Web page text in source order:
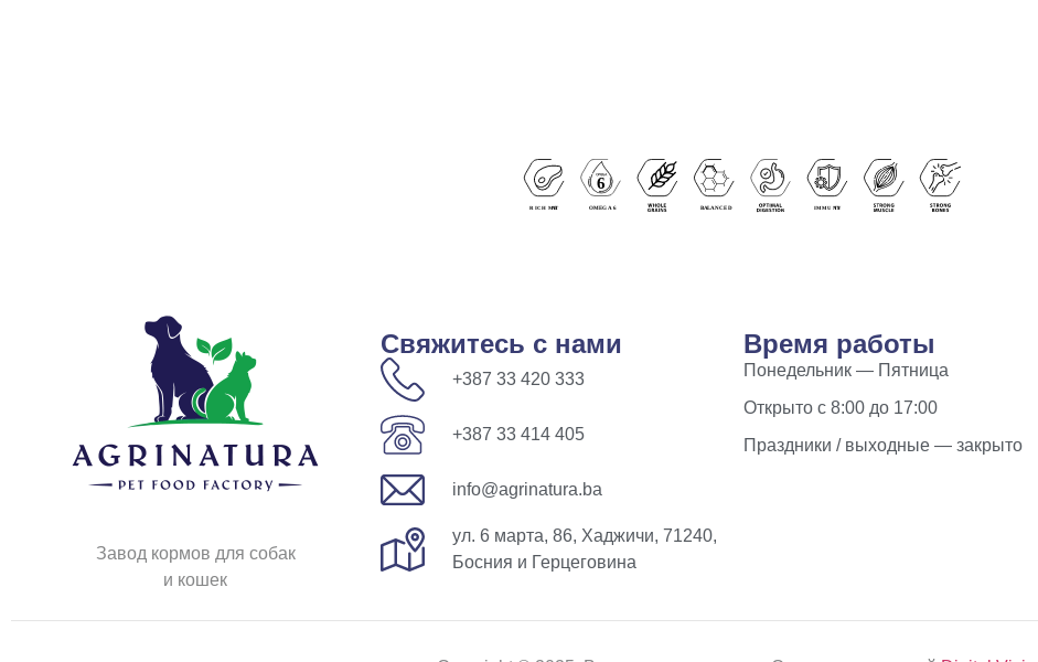
Завод кормов для собак
и кошек
Свяжитесь с нами
+387 33 420 333
+387 33 414 405
info@agrinatura.ba
ул. 6 марта, 86, Хаджичи, 71240,
Босния и Герцеговина
Время работы
Понедельник — Пятница
Открыто с 8:00 до 17:00
Праздники / выходные — закрыто